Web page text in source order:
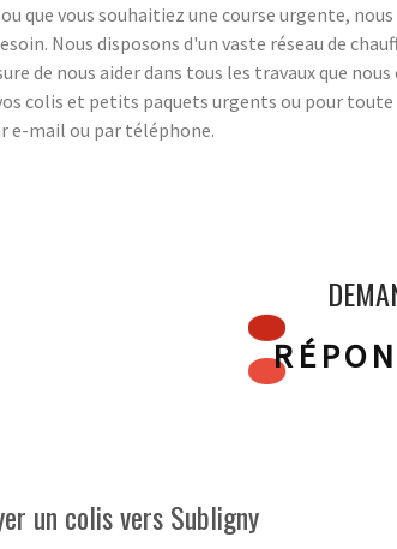
que vous souhaitiez une course urgente,
Nous disposons d'un vaste réseau de
de nous aider dans tous les travaux que
colis et petits paquets urgents ou pour
e-mail ou par téléphone.
un colis vers Subligny